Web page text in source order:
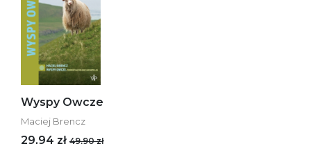
Wyspy Owcze
Maciej Brencz
29,94 zł 49,90 zł